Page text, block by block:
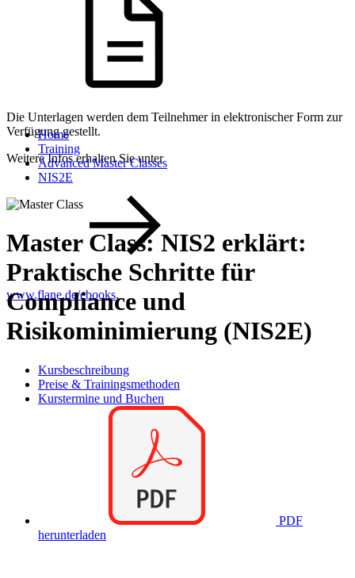
Die Unterlagen werden dem Teilnehmer in elektronischer Form zur
Verfügung gestellt.
Weitere Infos erhalten Sie unter
www.flane.de/ebooks.
Home
Training
Advanced Master Classes
NIS2E
Master Class: NIS2 erklärt:
Praktische Schritte für
Compliance und
Risikominimierung (NIS2E)
Kursbeschreibung
Preise & Trainingsmethoden
Kurstermine und Buchen
PDF
herunterladen